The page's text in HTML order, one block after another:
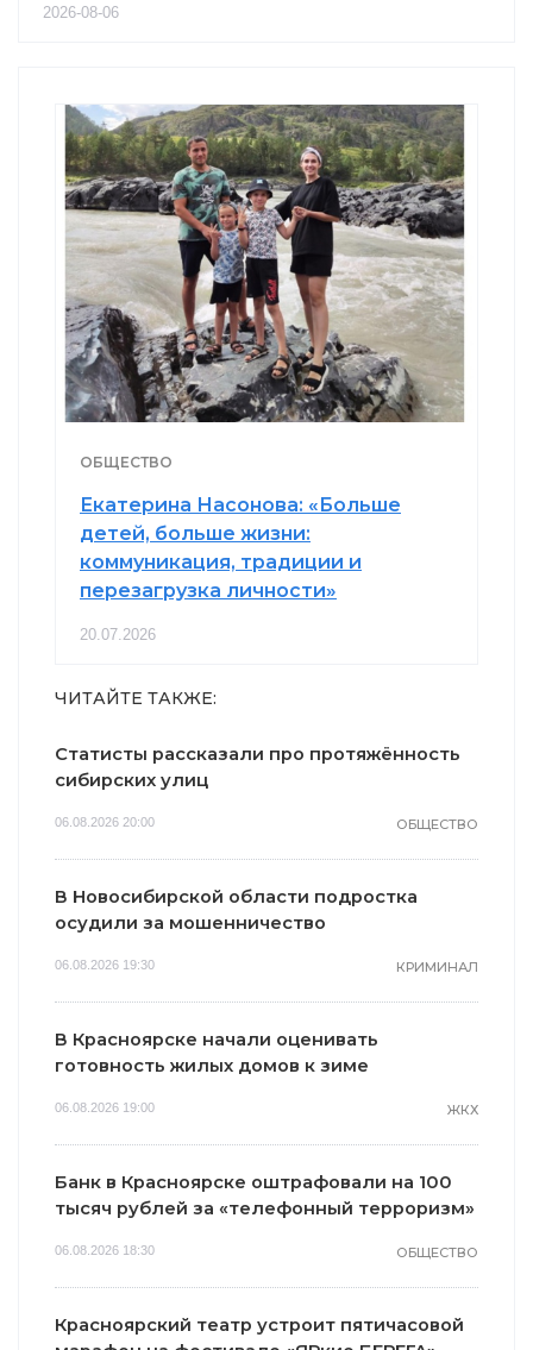
2026-08-06
ОБЩЕСТВО
Екатерина Насонова: «Больше
детей, больше жизни:
коммуникация, традиции и
перезагрузка личности»
20.07.2026
ЧИТАЙТЕ ТАКЖЕ:
Статисты рассказали про протяжённость
сибирских улиц
06.08.2026 20:00 ОБЩЕСТВО
В Новосибирской области подростка
осудили за мошенничество
06.08.2026 19:30 КРИМИНАЛ
В Красноярске начали оценивать
готовность жилых домов к зиме
06.08.2026 19:00 ЖКХ
Банк в Красноярске оштрафовали на 100
тысяч рублей за «телефонный терроризм»
06.08.2026 18:30 ОБЩЕСТВО
Красноярский театр устроит пятичасовой